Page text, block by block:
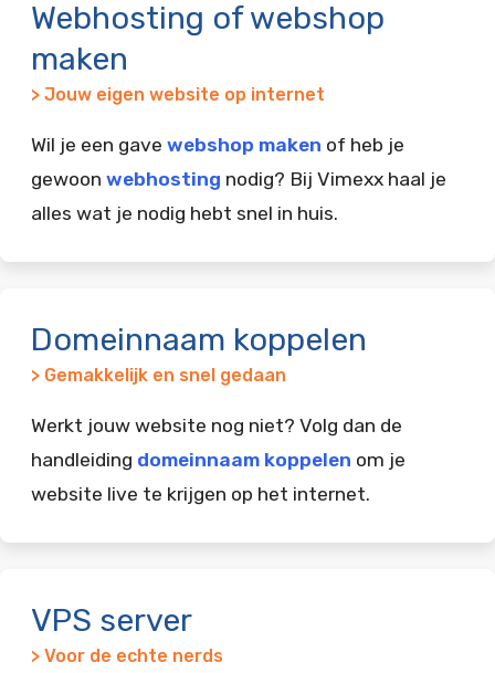
Webhosting of webshop
maken
> Jouw eigen website op internet
Wil je een gave webshop maken of heb je
gewoon webhosting nodig? Bij Vimexx haal je
alles wat je nodig hebt snel in huis.
Domeinnaam koppelen
> Gemakkelijk en snel gedaan
Werkt jouw website nog niet? Volg dan de
handleiding domeinnaam koppelen om je
website live te krijgen op het internet.
VPS server
> Voor de echte nerds